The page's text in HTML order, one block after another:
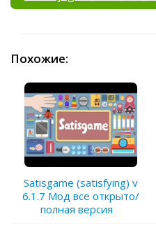
Похожие:
Satisgame (satisfying) v
6.1.7 Мод все открыто/
полная версия